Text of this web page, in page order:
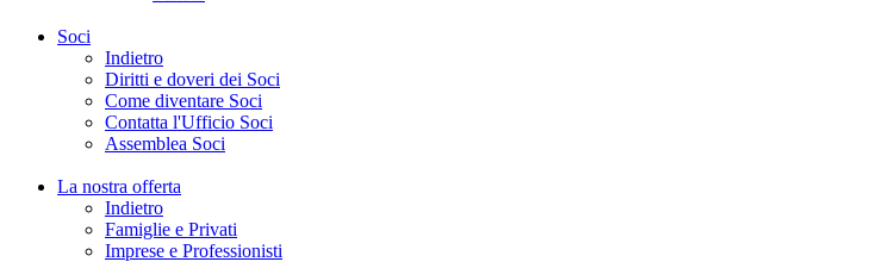
Soci
Indietro
Diritti e doveri dei Soci
Come diventare Soci
Contatta l'Ufficio Soci
Assemblea Soci
La nostra offerta
Indietro
Famiglie e Privati
Imprese e Professionisti